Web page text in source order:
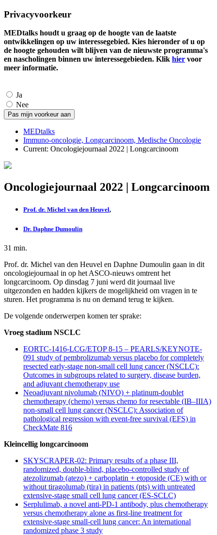
Privacyvoorkeur
MEDtalks houdt u graag op de hoogte van de laatste
ontwikkelingen op uw interessegebied. Kies hieronder of u op
de hoogte gehouden wilt blijven van de nieuwste programma's
en nascholingen binnen uw interessegebieden. Klik hier voor
meer informatie.
Ja
Nee
MEDtalks
Immuno-oncologie, Longcarcinoom, Medische Oncologie
Current: Oncologiejournaal 2022 | Longcarcinoom
Oncologiejournaal 2022 | Longcarcinoom
Prof. dr. Michel van den Heuvel,
Dr. Daphne Dumoulin
31 min.
Prof. dr. Michel van den Heuvel en Daphne Dumoulin gaan in dit
oncologiejournaal in op het ASCO-nieuws omtrent het
longcarcinoom. Op dinsdag 7 juni werd dit journaal live
uitgezonden en hadden kijkers de mogelijkheid om vragen in te
sturen. Het programma is nu on demand terug te kijken.
De volgende onderwerpen komen ter sprake:
Vroeg stadium NSCLC
EORTC-1416-LCG/ETOP 8-15 – PEARLS/KEYNOTE-
091 study of pembrolizumab versus placebo for completely
resected early-stage non-small cell lung cancer (NSCLC):
Outcomes in subgroups related to surgery, disease burden,
and adjuvant chemotherapy use
Neoadjuvant nivolumab (NIVO) + platinum-doublet
chemotherapy (chemo) versus chemo for resectable (IB–IIIA)
non-small cell lung cancer (NSCLC): Association of
pathological regression with event-free survival (EFS) in
CheckMate 816
Kleincellig longcarcinoom
SKYSCRAPER-02: Primary results of a phase III,
randomized, double-blind, placebo-controlled study of
atezolizumab (atezo) + carboplatin + etoposide (CE) with or
without tiragolumab (tira) in patients (pts) with untreated
extensive-stage small cell lung cancer (ES-SCLC)
Serplulimab, a novel anti-PD-1 antibody, plus chemotherapy
versus chemotherapy alone as first-line treatment for
extensive-stage small-cell lung cancer: An international
randomized phase 3 study